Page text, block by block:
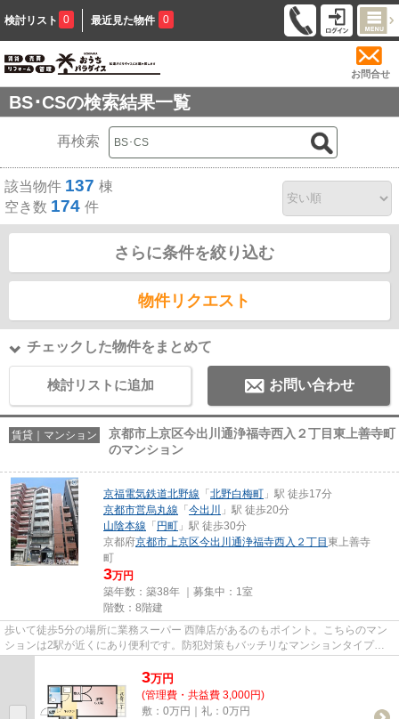
検討リスト 0 最近見た物件 0
お問合せ
BS･CSの検索結果一覧
再検索
該当物件 137 棟
空き数 174 件
さらに条件を絞り込む
物件リクエスト
チェックした物件をまとめて
検討リストに追加 お問い合わせ
賃貸｜マンション
京都市上京区今出川通浄福寺西入２丁目東上善寺町
のマンション
京福電気鉄道北野線 「 北野白梅町 」駅 徒歩17分
京都市営烏丸線 「 今出川
」駅 徒歩20分
山陰本線 「 円町 」駅 徒歩30分
京都府京都市上京区今出川通浄福寺西入２丁目 東上善寺
町
3万円
築年数：築38年 ｜募集中： 1室
階数：8階建
歩いて徒歩5分の場所に業務スーパー 西陣店があるのもポイント。こちらのマン
ションは2駅が近くにあり便利です。防犯対策もバッチリなマンションタイプの
3万円
(管理費・共益費 3,000円)
敷：0万円｜礼：0万円